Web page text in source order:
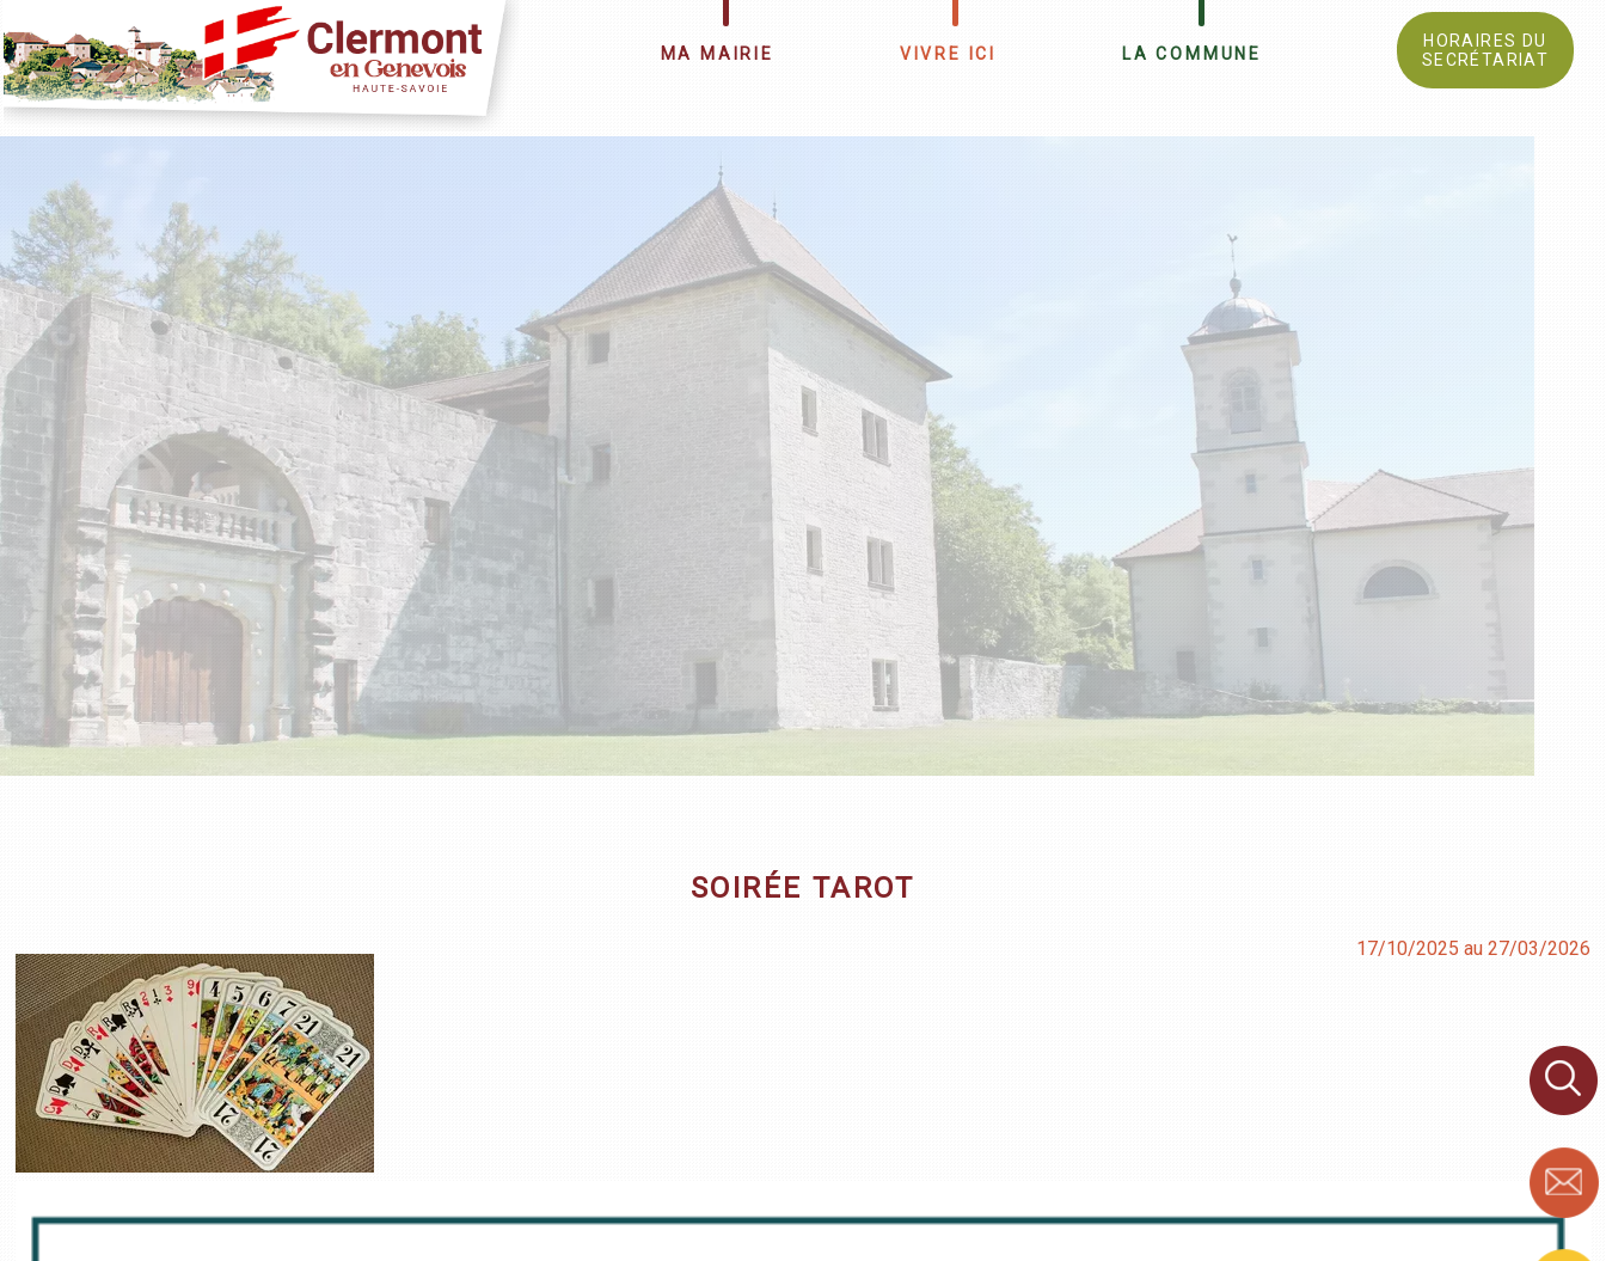
HORAIRES DU
SECRÉTARIAT
MA MAIRIE VIVRE ICI LA COMMUNE
SOIRÉE TAROT
17/10/2025 au 27/03/2026